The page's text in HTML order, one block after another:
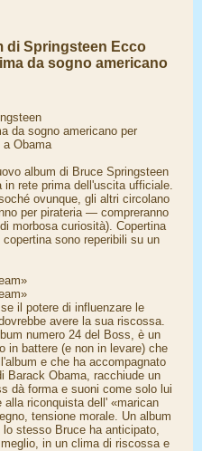
di Springsteen Ecco
da sogno americano
da sogno americano per
Obama
album di Bruce Springsteen
rete prima dell'uscita ufficiale.
ovunque, gli altri circolano
per pirateria — compreranno
morbosa curiosità). Copertina
sono reperibili su un
il potere di influenzare le
avere la sua riscossa.
numero 24 del Boss, è un
in battere (e non in levare) che
e che ha accompagnato
Barack Obama, racchiude un
dà forma e suoni come solo lui
riconquista dell' «marican
tensione morale. Un album
stesso Bruce ha anticipato,
in un clima di riscossa e